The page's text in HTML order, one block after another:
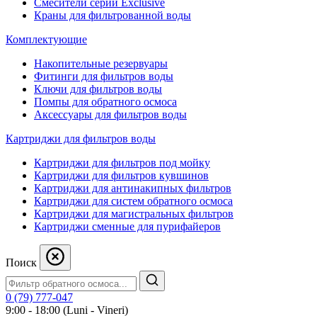
Смесители серии Exclusive
Краны для фильтрованной воды
Комплектующие
Накопительные резервуары
Фитинги для фильтров воды
Ключи для фильтров воды
Помпы для обратного осмоса
Аксессуары для фильтров воды
Картриджи для фильтров воды
Картриджи для фильтров под мойку
Картриджи для фильтров кувшинов
Картриджи для антинакипных фильтров
Картриджи для систем обратного осмоса
Картриджи для магистральных фильтров
Картриджи сменные для пурифайеров
Поиск
0 (79) 777-047
9:00 - 18:00 (Luni - Vineri)